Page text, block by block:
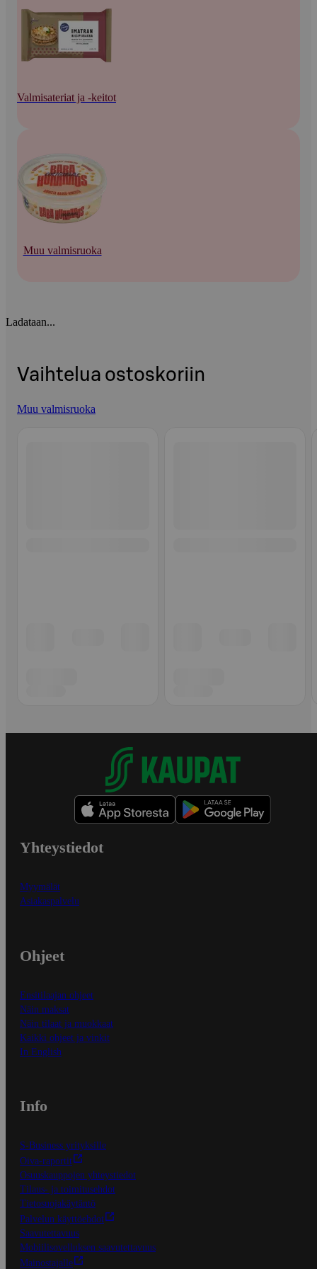
Valmisateriat ja -keitot
Muu valmisruoka
Ladataan...
Vaihtelua ostoskoriin
Muu valmisruoka
Yhteystiedot
Myymälät
Asiakaspalvelu
Ohjeet
Ensitilaajan ohjeet
Näin maksat
Näin tilaat ja muokkaat
Kaikki ohjeet ja vinkit
In English
Info
S-Business yrityksille
Oiva-raportit
Osuuskauppojen yhteystiedot
Tilaus- ja toimitusehdot
Tietosuojakäytäntö
Palvelun käyttöehdot
Saavutettavuus
Mobiilisovelluksen saavutettavuus
Mainostajalle